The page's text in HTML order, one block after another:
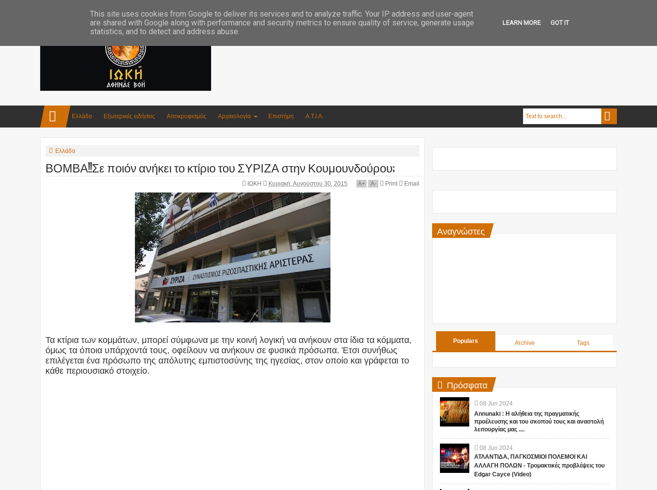
Ελλάδα Εξωτερικές ειδήσεις Αποκρυφισμός Αρχαιολογία Επιστήμη Α.Τ.Ι.Α.
Ελλάδα
ΒΟΜΒΑ!!Σε ποιόν ανήκει το κτίριο του ΣΥΡΙΖΑ στην Κουμουνδούρου;
ΙΩΚΗ Κυριακή, Αυγούστου 30, 2015 A+ A- Print Email
Τα κτίρια των κομμάτων, μπορεί σύμφωνα με την κοινή λογική να ανήκουν στα ίδια τα κόμματα,
όμως τα όποια υπάρχοντά τους, οφείλουν να ανήκουν σε φυσικά πρόσωπα. Έτσι συνήθως
επιλέγεται ένα πρόσωπο της απόλυτης εμπιστοσύνης της ηγεσίας, στον οποίο και γράφεται το
κάθε περιουσιακό στοιχείο.
Αναγνώστες
Populars Archive Tags
Πρόσφατα
08 Jun 2024
Annunaki : Η αλήθεια της πραγματικής
προέλευσης και του σκοπού τους και αναστολή
λειτουργίας μας ....
08 Jun 2024
ΑΤΛΑΝΤΙΔΑ, ΠΑΓΚΟΣΜΙΟΙ ΠΟΛΕΜΟΙ ΚΑΙ
ΑΛΛΑΓΗ ΠΟΛΩΝ - Τρομακτικές προβλέψεις του
Edgar Cayce (Video)
This site uses cookies from Google to deliver its services and to analyze traffic. Your IP address and user-agent
are shared with Google along with performance and security metrics to ensure quality of service, generate usage
statistics, and to detect and address abuse.
LEARN MORE GOT IT